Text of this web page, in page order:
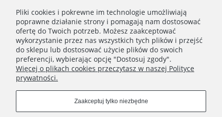
Pliki cookies i pokrewne im technologie umożliwiają
poprawne działanie strony i pomagają nam dostosować
ofertę do Twoich potrzeb. Możesz zaakceptować
wykorzystanie przez nas wszystkich tych plików i przejść
do sklepu lub dostosować użycie plików do swoich
preferencji, wybierając opcję "Dostosuj zgody".
Więcej o plikach cookies przeczytasz w naszej Polityce
prywatności.
Zaakceptuj tylko niezbędne